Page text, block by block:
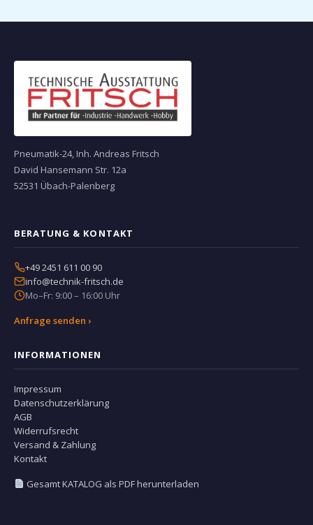
Pneumatik-24, Inh. Andreas Fritsch
David Hansemann Str. 12a
52531 Übach-Palenberg
BERATUNG & KONTAKT
+49 2451 611 00 90
info@technik-fritsch.de
Mo–Fr: 9:00 – 16:00 Uhr
Anfrage senden ›
INFORMATIONEN
Impressum
Datenschutzerklärung
AGB
Widerrufsrecht
Versand & Zahlung
Kontakt
Gesamt KATALOG als PDF herunterladen